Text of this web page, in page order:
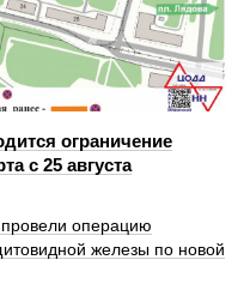
ограничение
с 25 августа
операцию
железы по новой